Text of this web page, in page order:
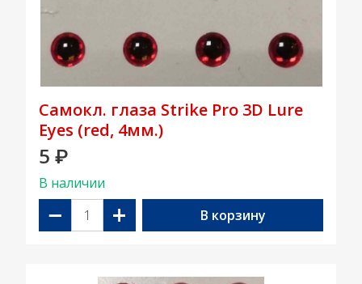
Самокл. глаза Strike Pro 3D Lure
Eyes (red, 4мм.)
5 ₽
В наличии
− + В корзину